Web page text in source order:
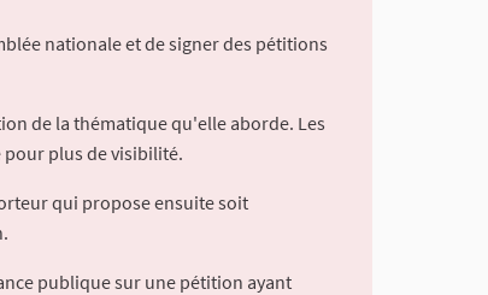
nationale et de signer des pétitions
de la thématique qu'elle aborde. Les
pour plus de visibilité.
qui propose ensuite soit
publique sur une pétition ayant